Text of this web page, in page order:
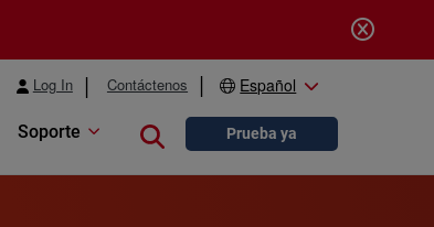
Log In Contáctenos Español
Soporte Close searchPrueba ya